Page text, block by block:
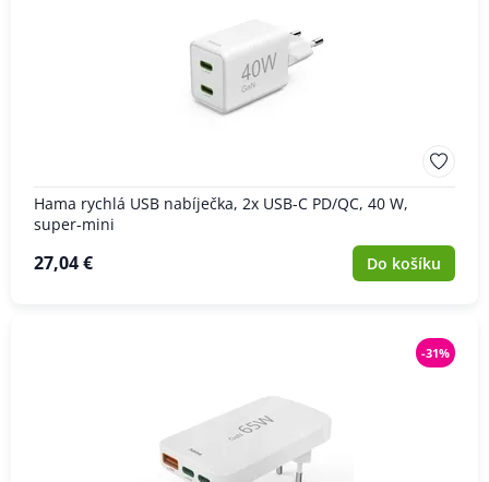
Hama rychlá USB nabíječka, 2x USB-C PD/QC, 40 W,
super-mini
27,04 € Do košíku
-31%